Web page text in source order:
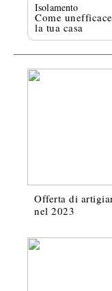
Come
la tua casa
Isolamento
Offerta di
nel 2023